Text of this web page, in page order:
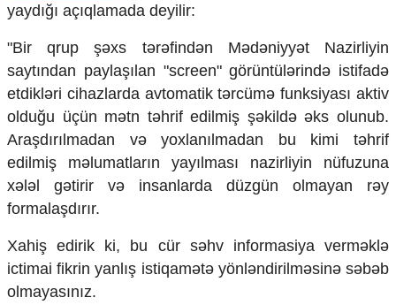
Humanitar
Elm və təhsil
Mədəniyyət
Diaspor
Yüksəliş hekayəsi
Mədəniyyətimizin Zəfəri
Zəfər Diasporu
Səhiyyə
Ailə və uşaq
Turizm
İqtisadiyyat
İqtisadi xəbərlər
Energetika
yaydığı açıqlamada deyilir:
"Bir qrup şəxs tərəfindən Mədəniyyət Nazirliyin
saytından paylaşılan "screen" görüntülərində istifadə
etdikləri cihazlarda avtomatik tərcümə funksiyası aktiv
olduğu üçün mətn təhrif edilmiş şəkildə əks olunub.
Araşdırılmadan və yoxlanılmadan bu kimi təhrif
edilmiş məlumatların yayılması nazirliyin nüfuzuna
xələl gətirir və insanlarda düzgün olmayan rəy
formalaşdırır.
Xahiş edirik ki, bu cür səhv informasiya verməklə
ictimai fikrin yanlış istiqamətə yönləndirilməsinə səbəb
olmayasınız.